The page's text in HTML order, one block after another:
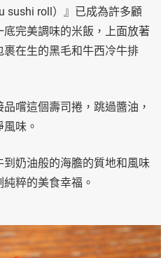
sushi roll）』已成為許多顧
完美調味的米飯，上面放著
在生的黑毛和牛西冷牛排
嚐這個壽司捲，跳過醬油，
味。
奶油般的海膽的質地和風味
粹的美食幸福。